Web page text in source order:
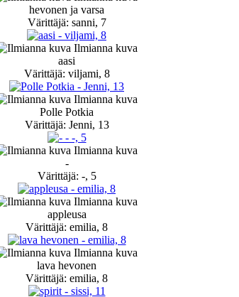
hevonen ja varsa
Värittäjä: sanni, 7
Ilmianna kuva
aasi
Värittäjä: viljami, 8
Ilmianna kuva
Polle Potkia
Värittäjä: Jenni, 13
Ilmianna kuva
-
Värittäjä: -, 5
Ilmianna kuva
appleusa
Värittäjä: emilia, 8
Ilmianna kuva
lava hevonen
Värittäjä: emilia, 8